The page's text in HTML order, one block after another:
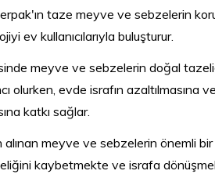
taze meyve ve sebzelerin
ev kullanıcılarıyla buluşturur.
meyve ve sebzelerin doğal
olurken, evde israfın azaltılmasına
katkı sağlar.
alınan meyve ve sebzelerin önemli bir
kaybetmekte ve israfa